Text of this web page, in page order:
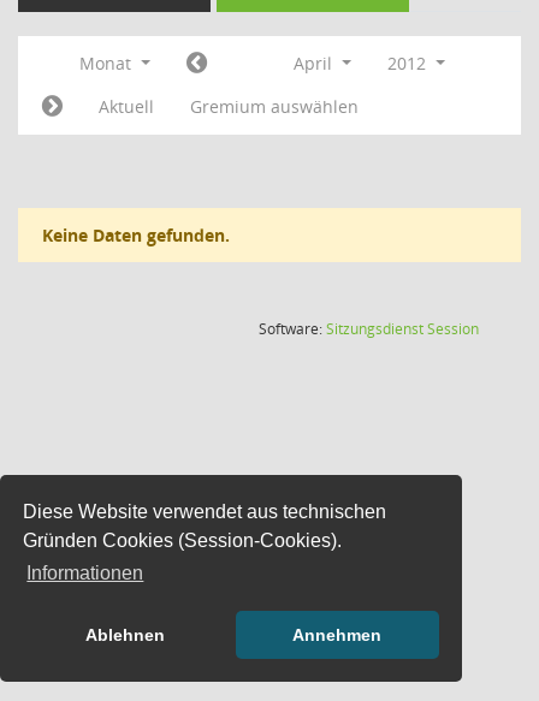
Diese Website verwendet aus technischen
Gründen Cookies (Session-Cookies).
Informationen
Ablehnen Annehmen
Monat April
2012
Aktuell
Gremium auswählen
Keine Daten gefunden.
Software:SitzungsdienstSession(Wird in